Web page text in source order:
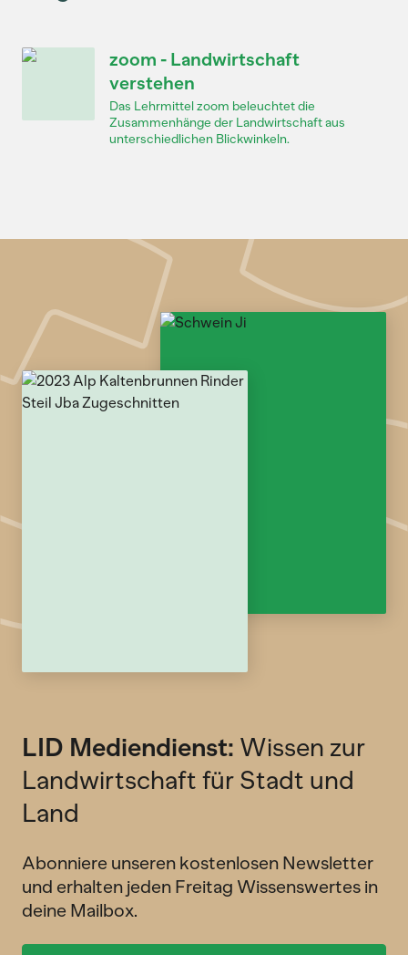
zoom - Landwirtschaft
verstehen
Das Lehrmittel zoom beleuchtet die
Zusammenhänge der Landwirtschaft aus
unterschiedlichen Blickwinkeln.
LID Mediendienst: Wissen zur
Landwirtschaft für Stadt und
Land
Abonniere unseren kostenlosen Newsletter
und erhalten jeden Freitag Wissenswertes in
deine Mailbox.